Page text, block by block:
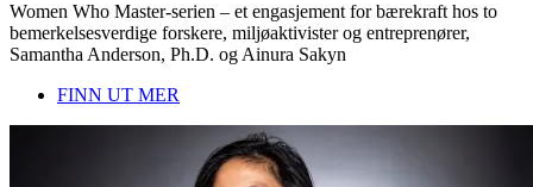
Women Who Master-serien – et engasjement for bærekraft hos to
bemerkelsesverdige forskere, miljøaktivister og entreprenører,
Samantha Anderson, Ph.D. og Ainura Sakyn
FINN UT MER